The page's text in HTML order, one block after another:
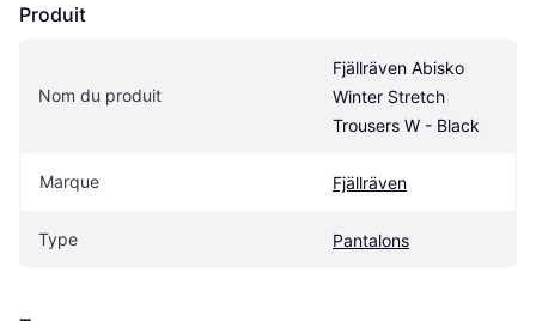
Produit
Nom du produit
Fjällräven Abisko
Winter Stretch
Trousers W - Black
Marque Fjällräven
Type Pantalons